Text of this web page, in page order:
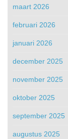
maart 2026
februari 2026
januari 2026
december 2025
november 2025
oktober 2025
september 2025
augustus 2025